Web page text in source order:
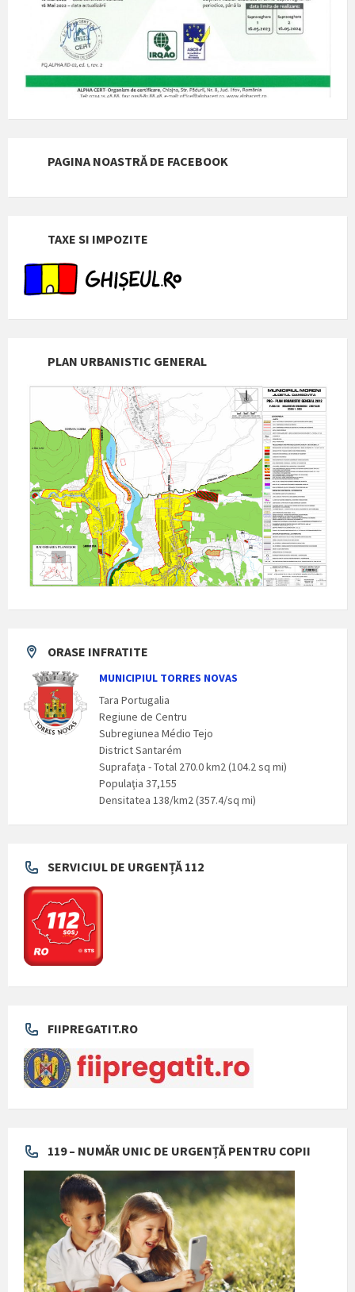
PAGINA NOASTRĂ DE FACEBOOK
TAXE SI IMPOZITE
PLAN URBANISTIC GENERAL
ORASE INFRATITE
MUNICIPIUL TORRES NOVAS
Tara Portugalia
Regiune de Centru
Subregiunea Médio Tejo
District Santarém
Suprafaţa - Total 270.0 km2 (104.2 sq mi)
Populaţia 37,155
Densitatea 138/km2 (357.4/sq mi)
SERVICIUL DE URGENȚĂ 112
FIIPREGATIT.RO
119 – NUMĂR UNIC DE URGENȚĂ PENTRU COPII